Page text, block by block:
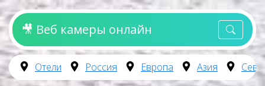
🎥 Веб камеры онлайн
Отели Россия Европа Азия